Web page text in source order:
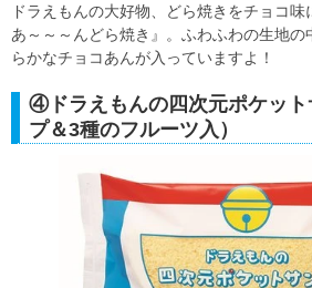
ドラえもんの大好物、どら焼きをチョコ
あ～～～んどら焼き』。ふわふわの生地の
らかなチョコあんが入っていますよ！
④ドラえもんの四次元ポケッ
プ＆3種のフルーツ入）